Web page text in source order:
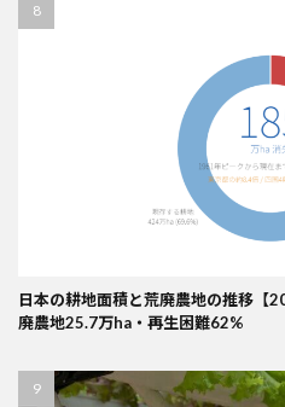
日本の耕地面積と荒廃農地の推移【
廃農地25.7万ha・再生困難62%